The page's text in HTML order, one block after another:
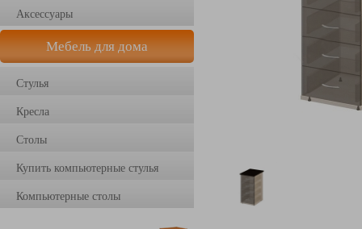
Аксессуары
Мебель для дома
Стулья
Кресла
Столы
Купить компьютерные стулья
Компьютерные столы